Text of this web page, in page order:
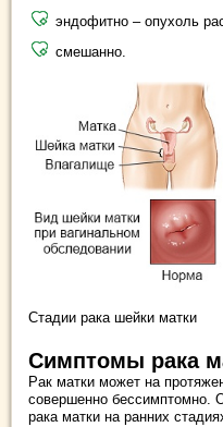
эндофитно – опухоль
смешанно.
Стадии рака шейки матки
Симптомы рака
Рак матки может на
совершенно бессимптомно.
рака матки на ранних